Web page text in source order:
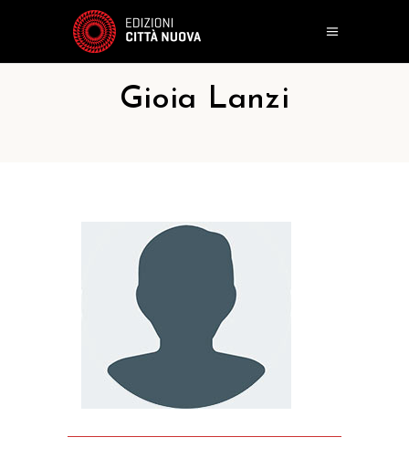
Gioia Lanzi